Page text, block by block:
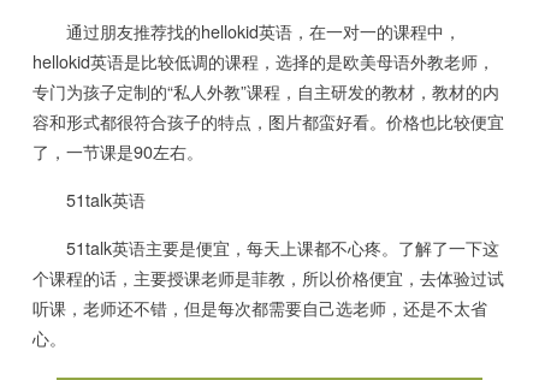
通过朋友推荐找的hellokid英语，在一对一的课程中，
hellokid英语是比较低调的课程，选择的是欧美母语外教老师，
专门为孩子定制的“私人外教”课程，自主研发的教材，教材的内
容和形式都很符合孩子的特点，图片都蛮好看。价格也比较便宜
了，一节课是90左右。
51talk英语
51talk英语主要是便宜，每天上课都不心疼。了解了一下这
个课程的话，主要授课老师是菲教，所以价格便宜，去体验过试
听课，老师还不错，但是每次都需要自己选老师，还是不太省
心。